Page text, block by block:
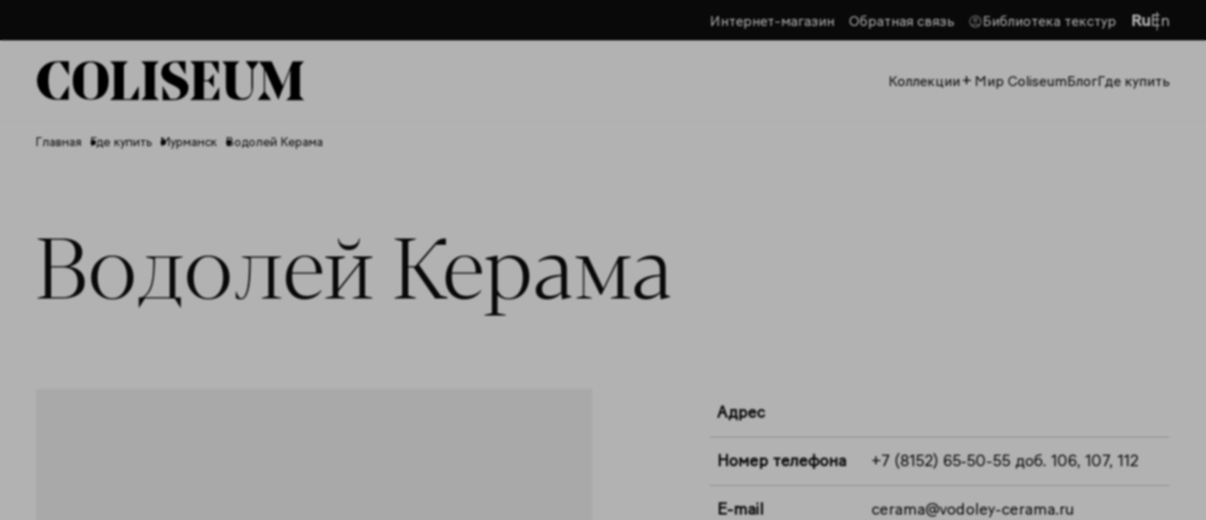
Интернет-магазин Обратная связь Библиотека текстур RuEn
Коллекции+ Мир ColiseumБлогГде купить
Главная Где купить Мурманск Водолей Керама
Водолей Керама
Адрес
Номер телефона +7 (8152) 65‑50-55 доб. 106, 107, 112
E-mail cerama@vodoley-cerama.ru